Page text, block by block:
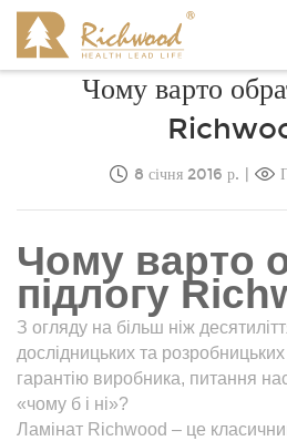
Чому варто
8 січня 2016 р.
Чому варто
підлогу
З огляду на більш ніж
дослідницьких та розробницьких
гарантію виробника, питання
«чому б і ні»?
Ламінат Richwood – це